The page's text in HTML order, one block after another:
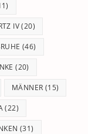
IV(20)
(46)
(20)
MÄNNER (15)
(22)
(31)